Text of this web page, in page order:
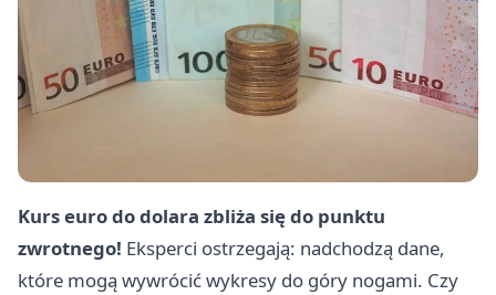
Kurs euro do dolara zbliża się do punktu
zwrotnego! Eksperci ostrzegają: nadchodzą dane,
które mogą wywrócić wykresy do góry nogami. Czy